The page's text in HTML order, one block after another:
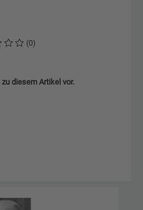
(0)
diesem Artikel vor.